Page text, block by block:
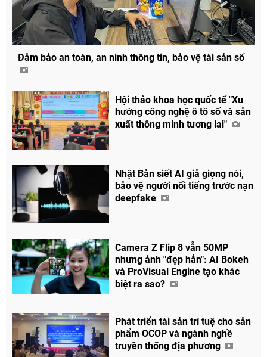
Chia sẻ
Đảm bảo an toàn, an ninh thông tin, bảo vệ tài sản số
Hội thảo khoa học quốc tế "Xu
hướng công nghệ ô tô số và sản
xuất thông minh tương lai"
Nhật Bản siết AI giả giọng nói,
bảo vệ người nổi tiếng trước nạn
deepfake
Camera Z Flip 8 vẫn 50MP
nhưng ảnh "đẹp hẳn": AI Bokeh
và ProVisual Engine tạo khác
biệt ra sao?
Phát triển tài sản trí tuệ cho sản
phẩm OCOP và ngành nghề
truyền thống địa phương